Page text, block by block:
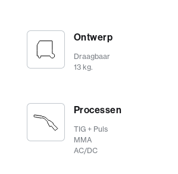
Ontwerp
Draagbaar
13 kg.
Processen
TIG + Puls
MMA
AC/DC